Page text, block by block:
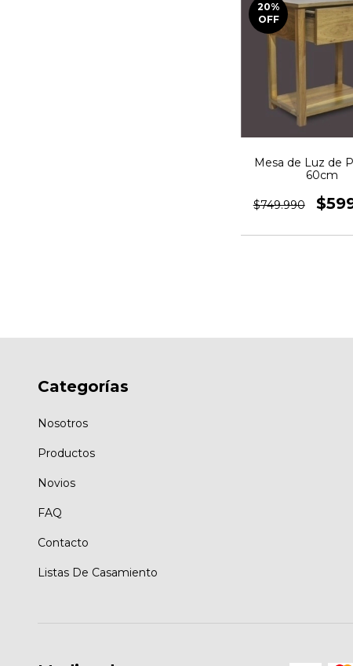
20%
OFF
Mesa de Luz de
60cm
$749.990
Categorías
Nosotros
Productos
Novios
FAQ
Contacto
Listas De Casamiento